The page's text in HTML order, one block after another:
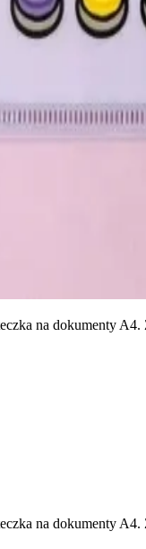
na dokumenty
na dokumenty